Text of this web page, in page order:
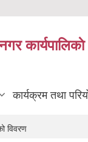
कार्यक्रम तथा
विवरण